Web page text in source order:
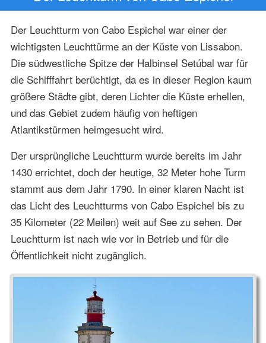
Der Leuchtturm von Cabo Espichel war einer der
wichtigsten Leuchttürme an der Küste von Lissabon.
Die südwestliche Spitze der Halbinsel Setúbal war für
die Schifffahrt berüchtigt, da es in dieser Region kaum
größere Städte gibt, deren Lichter die Küste erhellen,
und das Gebiet zudem häufig von heftigen
Atlantikstürmen heimgesucht wird.
Der ursprüngliche Leuchtturm wurde bereits im Jahr
1430 errichtet, doch der heutige, 32 Meter hohe Turm
stammt aus dem Jahr 1790. In einer klaren Nacht ist
das Licht des Leuchtturms von Cabo Espichel bis zu
35 Kilometer (22 Meilen) weit auf See zu sehen. Der
Leuchtturm ist nach wie vor in Betrieb und für die
Öffentlichkeit nicht zugänglich.